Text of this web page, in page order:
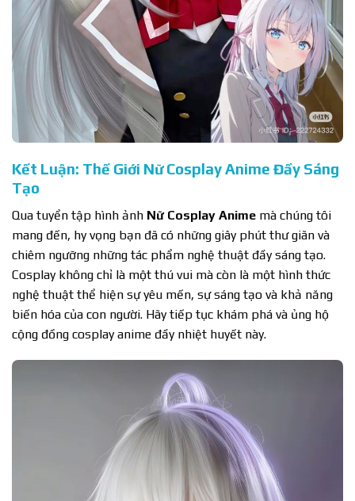
Kết Luận: Thế Giới Nữ Cosplay Anime Đầy Sáng
Tạo
Qua tuyển tập hình ảnh Nữ Cosplay Anime mà chúng tôi
mang đến, hy vọng bạn đã có những giây phút thư giãn và
chiêm ngưỡng những tác phẩm nghệ thuật đầy sáng tạo.
Cosplay không chỉ là một thú vui mà còn là một hình thức
nghệ thuật thể hiện sự yêu mến, sự sáng tạo và khả năng
biến hóa của con người. Hãy tiếp tục khám phá và ủng hộ
cộng đồng cosplay anime đầy nhiệt huyết này.